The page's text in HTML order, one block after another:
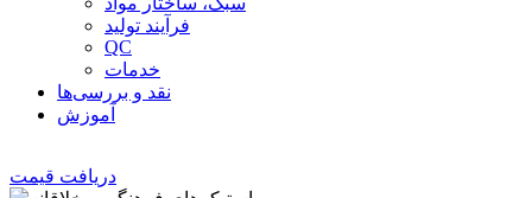
فرآیند تولید
QC
خدمات
نقد و بررسی‌ها
آموزش
دریافت قیمت